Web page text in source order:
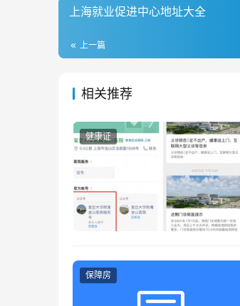
上海就业促进中心地址大全
上一篇
相关推荐
健康证
保障房